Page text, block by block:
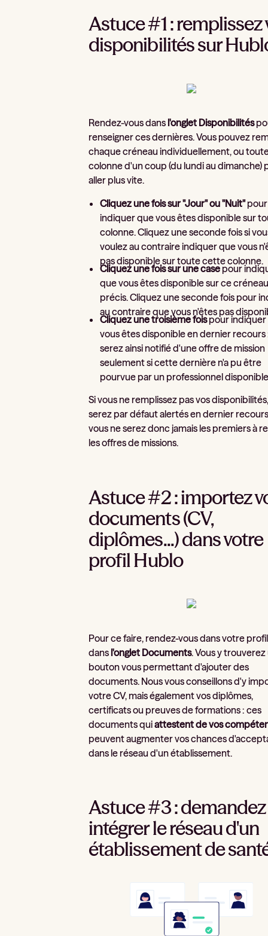
Astuce #1 : remplissez
disponibilités sur
Rendez-vous dans l'onglet Disponibilités
renseigner ces dernières. Vous pouvez
chaque créneau individuellement, ou
colonne d'un coup (du lundi au dimanche)
aller plus vite.
Cliquez une fois sur "Jour" ou "Nuit"pour
indiquer que vous êtes disponible sur
colonne. Cliquez une seconde fois si
voulez au contraire indiquer que vous
pas disponible sur toute cette colonne.
Cliquez une fois sur une case pour
que vous êtes disponible sur ce
précis. Cliquez une seconde fois pour
au contraire que vous n'êtes pas
Cliquez une troisième foispour indiquer
vous êtes disponible en dernier recours
serez ainsi notifié d'une offre de mission
seulement si cette dernière n'a pu être
pourvue par un professionnel
Si vous ne remplissez pas vos
serez par défaut alertés en dernier
vous ne serez donc jamais les premiers à
les offres de missions.
Astuce #2 : importez
documents (CV,
diplômes...) dans votre
profil Hublo
Pour ce faire, rendez-vous dans votre
dans l'onglet Documents. Vous y trouverez
bouton vous permettant d'ajouter des
documents. Nous vous conseillons d'y
votre CV, mais également vos diplômes,
certificats ou preuves de formations : ces
documents quiattestent de vos
peuvent augmenter vos chances
dans le réseau d'un établissement.
Astuce #3 : demandez
intégrer le réseau d'un
établissement de